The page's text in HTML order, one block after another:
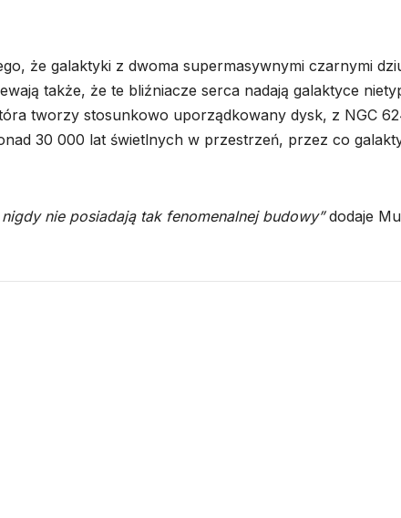
że galaktyki z dwoma supermasywnymi czarnymi
także, że te bliźniacze serca nadają galaktyce
tworzy stosunkowo uporządkowany dysk, z NGC
30 000 lat świetlnych w przestrzeń, przez co
nie posiadają tak fenomenalnej budowy”dodaje